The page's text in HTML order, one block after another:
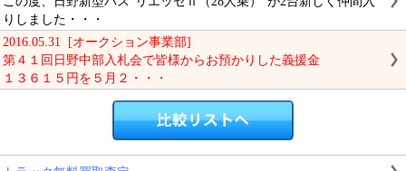
りしました・・・
2016.05.31 [オークション事業部]
第４１回日野中部入札会で皆様からお預かりした義援金
１３６１５円を５月２・・・